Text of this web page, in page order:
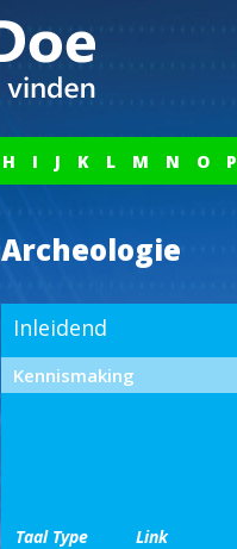
H I J K L M N O P
Archeologie
Inleidend
Kennismaking
Taal Type
Link